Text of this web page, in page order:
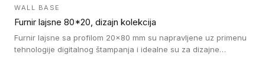
WALL BASE
Furnir lajsne 80*20, dizajn kolekcija
Furnir lajsne sa profilom 20x80 mm su napravljene uz primenu
tehnologije digitalnog štampanja i idealne su za dizajne